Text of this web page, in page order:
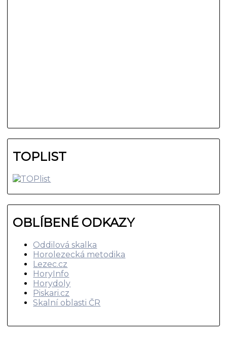
TOPLIST
OBLÍBENÉ ODKAZY
Oddilová skalka
Horolezecká metodika
Lezec.cz
HoryInfo
Horydoly
Piskari.cz
Skalní oblasti ČR